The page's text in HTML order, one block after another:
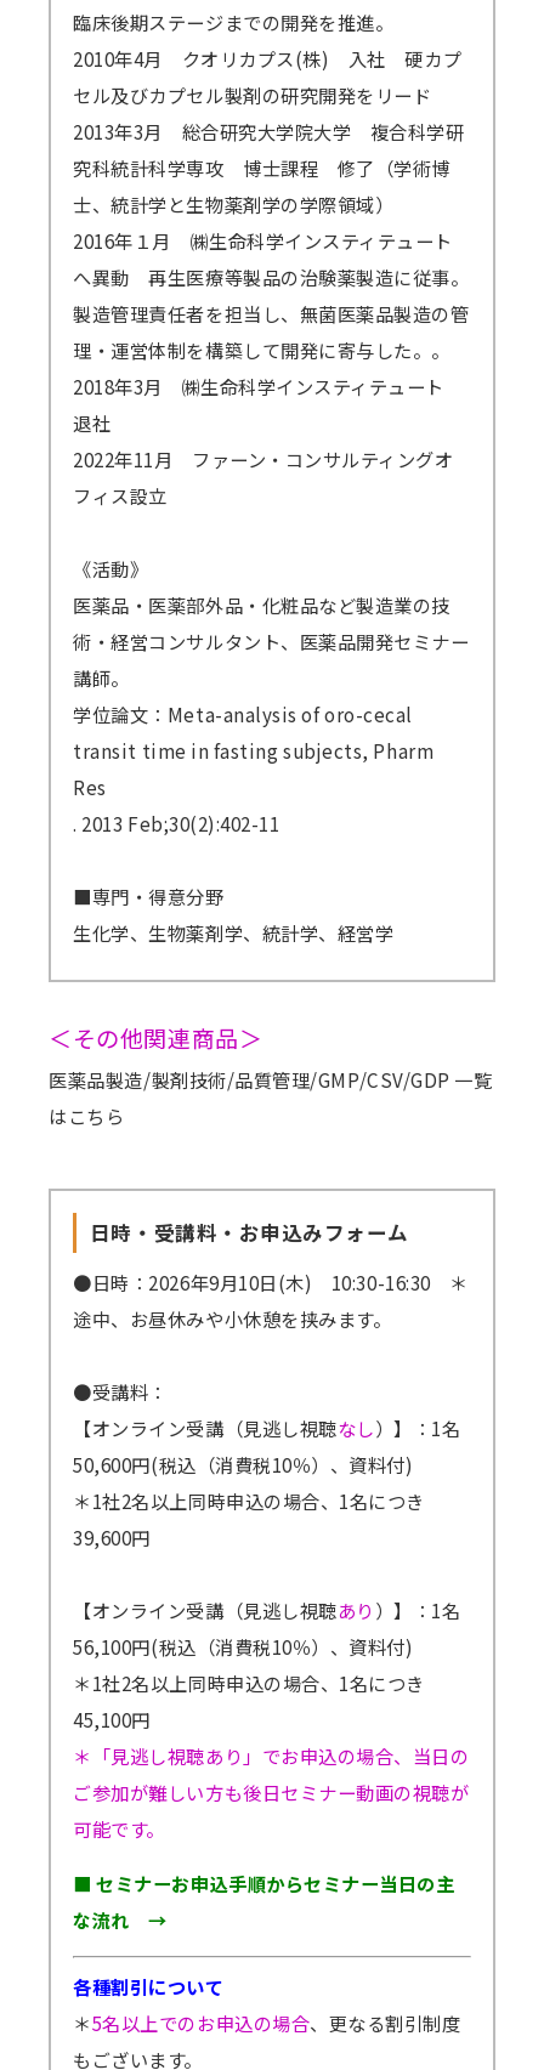
臨床後期ステージまでの開発を推進。
2010年4月 クオリカプス(株) 入社 硬カプ
セル及びカプセル製剤の研究開発をリード
2013年3月 総合研究大学院大学 複合科学研
究科統計科学専攻 博士課程 修了（学術博
士、統計学と生物薬剤学の学際領域）
2016年１月 ㈱生命科学インスティテュート
へ異動 再生医療等製品の治験薬製造に従事。
製造管理責任者を担当し、無菌医薬品製造の管
理・運営体制を構築して開発に寄与した。。
2018年3月 ㈱生命科学インスティテュート
退社
2022年11月 ファーン・コンサルティングオ
フィス設立
《活動》
医薬品・医薬部外品・化粧品など製造業の技
術・経営コンサルタント、医薬品開発セミナー
講師。
学位論文：Meta-analysis of oro-cecal
transit time in fasting subjects, Pharm
Res
. 2013 Feb;30(2):402-11
■専門・得意分野
生化学、生物薬剤学、統計学、経営学
＜その他関連商品＞
医薬品製造/製剤技術/品質管理/GMP/CSV/GDP 一覧
はこちら
日時・受講料・お申込みフォーム
●日時：2026年9月10日(木) 10:30-16:30 ＊
途中、お昼休みや小休憩を挟みます。
●受講料：
【オンライン受講（見逃し視聴なし）】：1名
50,600円(税込（消費税10％）、資料付)
＊1社2名以上同時申込の場合、1名につき
39,600円
【オンライン受講（見逃し視聴あり ）】：1名
56,100円(税込（消費税10％）、資料付)
＊1社2名以上同時申込の場合、1名につき
45,100円
＊「見逃し視聴あり」でお申込の場合、当日の
ご参加が難しい方も後日セミナー動画の視聴が
可能です。
■ セミナーお申込手順からセミナー当日の主
な流れ →
各種割引について
＊5名以上でのお申込の場合、更なる割引制度
もございます。